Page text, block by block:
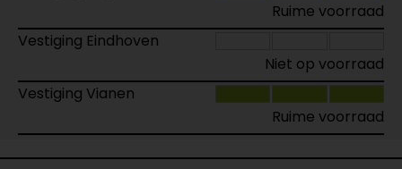
Ruime voorraad
Vestiging Eindhoven
Niet op voorraad
Vestiging Vianen
Ruime voorraad